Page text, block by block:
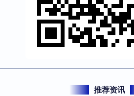
推荐资讯